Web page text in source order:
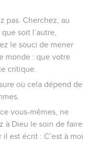
pas. Cherchez, au
soit l’autre,
le souci de mener
monde : que votre
critique.
où cela dépend de
vous-mêmes, ne
à Dieu le soin de faire
est écrit : C’est à moi